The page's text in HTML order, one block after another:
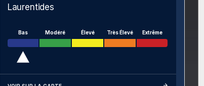
Laurentides
Bas Modéré Élevé Très Élevé Extrême